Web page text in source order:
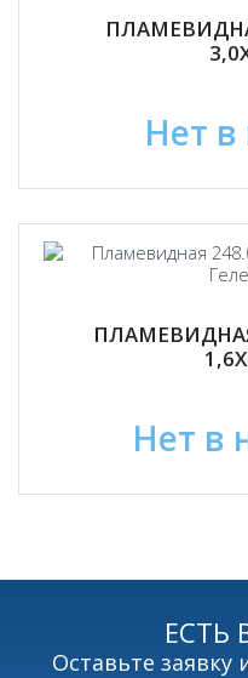
Нет
Нет в
ЕСТЬ
Оставьте